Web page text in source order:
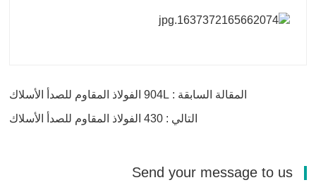
المقالة السابقة : 904L الفولاذ المقاوم للصدأ الأسلاك
التالي : 430 الفولاذ المقاوم للصدأ الأسلاك